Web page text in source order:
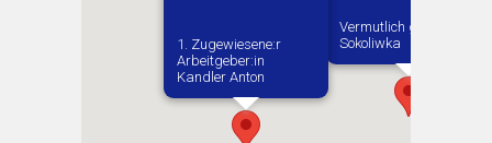
Vermutlich geboren in
Sokoliwka
1. Zugewiesene:r
Arbeitgeber:in​
Kandler Anton